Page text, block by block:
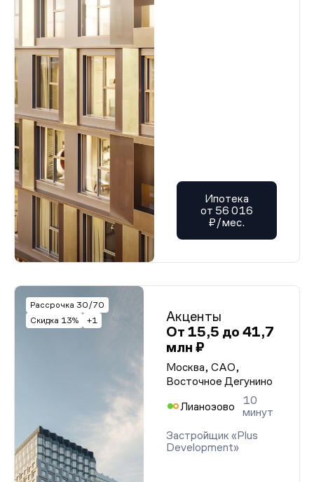
Ипотека
от 56 016
₽/мес.
Рассрочка 30/70
Скидка 13%
+1
Акценты
От 15,5 до 41,7
млн ₽
Москва, САО,
Восточное Дегунино
Лианозово
10
минут
Застройщик «Plus
Development»